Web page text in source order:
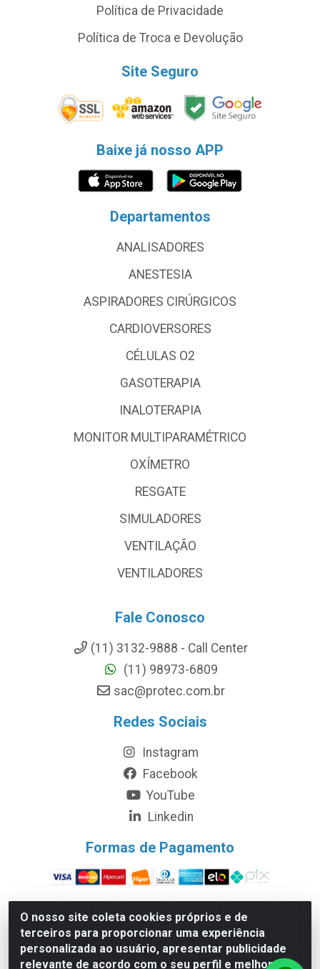
O nosso site coleta cookies próprios e de
terceiros para proporcionar uma experiência
personalizada ao usuário, apresentar publicidade
relevante de acordo com o seu perfil e melhorar a
Política de Privacidade
Política de Troca e Devolução
Site Seguro
Baixe já nosso APP
Departamentos
ANALISADORES
ANESTESIA
ASPIRADORES CIRÚRGICOS
CARDIOVERSORES
CÉLULAS O2
GASOTERAPIA
INALOTERAPIA
MONITOR MULTIPARAMÉTRICO
OXÍMETRO
RESGATE
SIMULADORES
VENTILAÇÃO
VENTILADORES
Fale Conosco
(11) 3132-9888 - Call Center
(11) 98973-6809
sac@protec.com.br
Redes Sociais
Instagram
Facebook
YouTube
Linkedin
Formas de Pagamento
Protec Equipamentos Médicos Hospitalares - Rodovia Bunjiro
Nakao, 49.800 - Chácara Remanso – Cotia/SP - CEP 06.726-
300 - CNPJ 06.207.441/0001-45